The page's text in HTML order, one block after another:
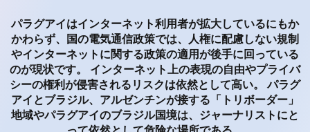
パラグアイはインターネット利用者が拡大しているにもか
かわらず、国の電気通信政策では、人権に配慮しない規制
やインターネットに関する政策の適用が後手に回っている
のが現状です。 インターネット上の表現の自由やプライバ
シーの権利が侵害されるリスクは依然として高い。 パラグ
アイとブラジル、アルゼンチンが接する「トリボーダー」
地域やパラグアイのブラジル国境は、ジャーナリストにと